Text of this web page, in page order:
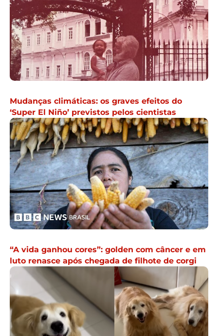
Mudanças climáticas: os graves efeitos do
‘Super El Niño’ previstos pelos cientistas
“A vida ganhou cores”: golden com câncer e em
luto renasce após chegada de filhote de corgi